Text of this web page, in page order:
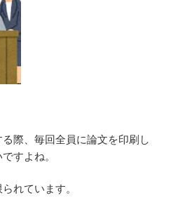
際、毎回全員に論文を印刷し
すよね。
れています。